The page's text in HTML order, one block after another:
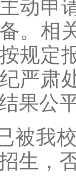
动申
。相
规定
严肃
果公
被我
生，